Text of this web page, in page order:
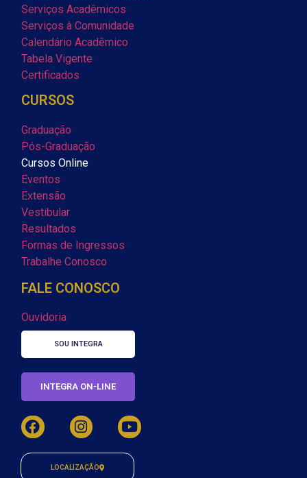
Serviços Acadêmicos
Serviços à Comunidade
Calendário Acadêmico
Tabela Vigente
Certificados
CURSOS
Graduação
Pós-Graduação
Cursos Online
Eventos
Extensão
Vestibular
Resultados
Formas de Ingressos
Trabalhe Conosco
FALE CONOSCO
Ouvidoria
SOU INTEGRA
INTEGRA ON-LINE
LOCALIZAÇÃO